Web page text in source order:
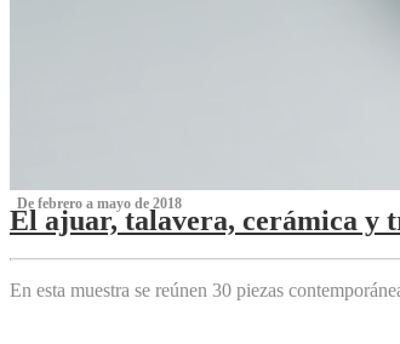
‌ De febrero a mayo de 2018
El ajuar, talavera, cerámica y
‌
En esta muestra se reúnen 30 piezas